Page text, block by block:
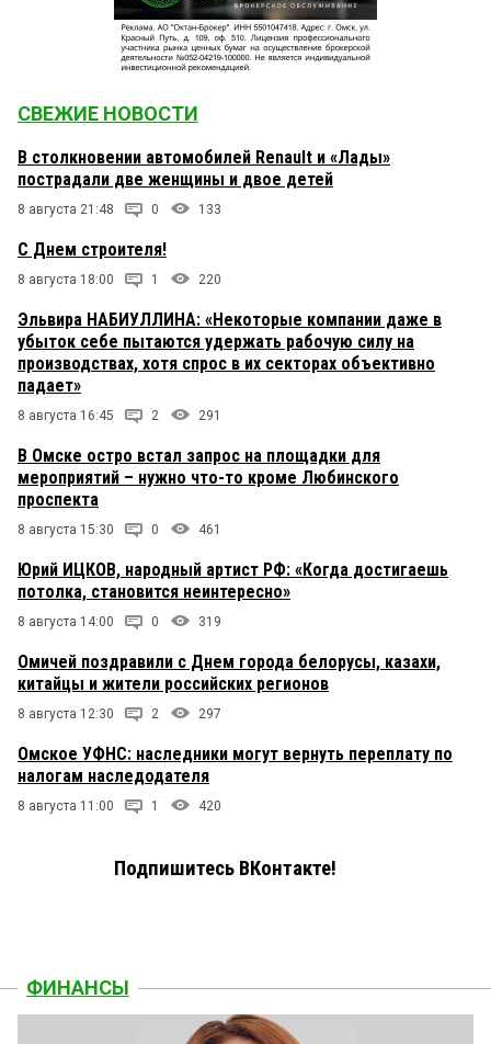
СВЕЖИЕ НОВОСТИ
В столкновении автомобилей Renault и «Лады»
пострадали две женщины и двое детей
8 августа 21:48 0 133
С Днем строителя!
8 августа 18:00 1 220
Эльвира НАБИУЛЛИНА: «Некоторые компании даже в
убыток себе пытаются удержать рабочую силу на
производствах, хотя спрос в их секторах объективно
падает»
8 августа 16:45 2 291
В Омске остро встал запрос на площадки для
мероприятий – нужно что-то кроме Любинского
проспекта
8 августа 15:30 0 461
Юрий ИЦКОВ, народный артист РФ: «Когда достигаешь
потолка, становится неинтересно»
8 августа 14:00 0 319
Омичей поздравили с Днем города белорусы, казахи,
китайцы и жители российских регионов
8 августа 12:30 2 297
Омское УФНС: наследники могут вернуть переплату по
налогам наследодателя
8 августа 11:00 1 420
Подпишитесь ВКонтакте!
ФИНАНСЫ